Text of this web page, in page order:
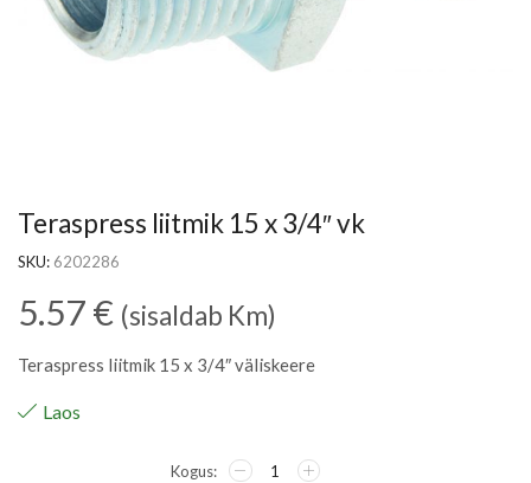
Teraspress liitmik 15 x 3/4″ vk
SKU: 6202286
5.57 € (sisaldab Km)
Teraspress liitmik 15 x 3/4″ väliskeere
Laos